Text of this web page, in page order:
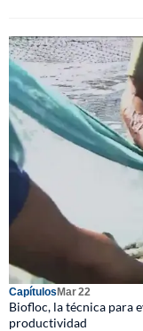
CapítulosMar 22
Biofloc, la técnica para
productividad